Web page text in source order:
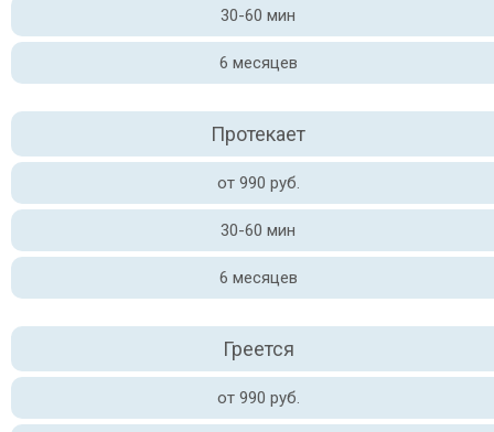
30-60 мин
6 месяцев
Протекает
от 990 руб.
30-60 мин
6 месяцев
Греется
от 990 руб.